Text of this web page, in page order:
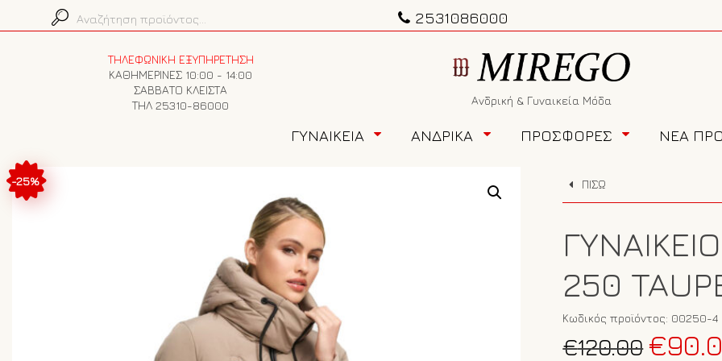
2531086000
ΤΗΛΕΦΩΝΙΚΗ ΕΞΥΠΗΡΕΤΗΣΗ
ΚΑΘΗΜΕΡΙΝΕΣ 10:00 - 14:00
ΣΑΒΒΑΤΟ ΚΛΕΙΣΤΑ
ΤΗΛ 25310-86000
Ανδρική & Γυναικεία Μόδα
ΓΥΝΑΙΚΕΙΑ ΑΝΔΡΙΚΑ ΠΡΟΣΦΟΡΕΣ ΝΕΑ
-25% ΠΙΣΩ
250
Κωδικός προϊόντος: 00250-4
€120.00 Original
€